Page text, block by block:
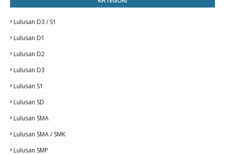
Lulusan D3 / S1
Lulusan D1
Lulusan D2
Lulusan D3
Lulusan S1
Lulusan SD
Lulusan SMA
Lulusan SMA / SMK
Lulusan SMP